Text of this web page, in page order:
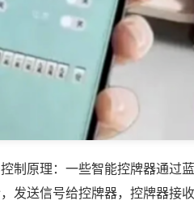
制原理：一些智能控牌器通过
发送信号给控牌器，控牌器接